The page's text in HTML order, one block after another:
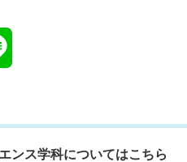
ンス学科についてはこちら